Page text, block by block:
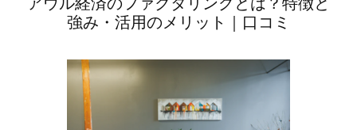
強み・活用のメリット｜口コミ